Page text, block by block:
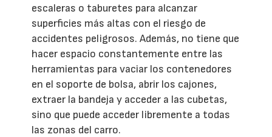
escaleras o taburetes para alcanzar
superficies más altas con el riesgo de
accidentes peligrosos. Además, no tiene que
hacer espacio constantemente entre las
herramientas para vaciar los contenedores
en el soporte de bolsa, abrir los cajones,
extraer la bandeja y acceder a las cubetas,
sino que puede acceder libremente a todas
las zonas del carro.